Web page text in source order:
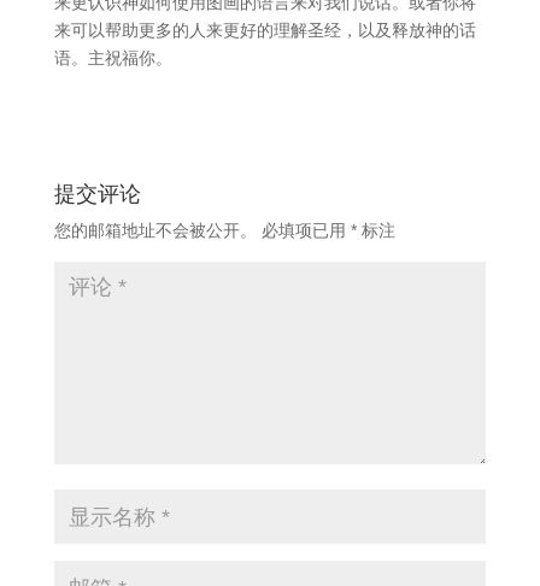
来可以帮助更多的人来更好的理解圣经，以及释放神的话
语。主祝福你。
提交评论
您的邮箱地址不会被公开。 必填项已用 *标注